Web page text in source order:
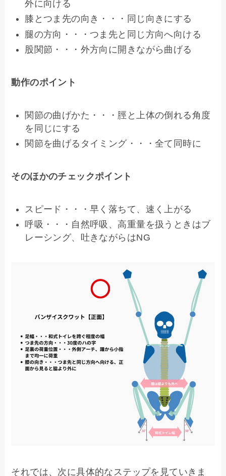
外に向ける
膝とつま先の向き・・・同じ向きにする
腿の方向・・・つま先と同じ方向へ向ける
股関節・・・外方向に開きながら曲げる
動作のポイント
関節の曲げかた・・・脛と上体の倒れる角度
を同じにする
関節を曲げるタイミング・・・全て同時に
そのほかのチェックポイント
スピード・・・早く落ちて、速く上がる
呼吸・・・自然呼吸、高重量を扱うときはブ
レーシング、吐きながらはNG
それでは、次に具体的なステップを見ていきま